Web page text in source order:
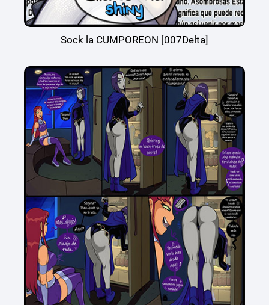
Sock la CUMPOREON [007Delta]